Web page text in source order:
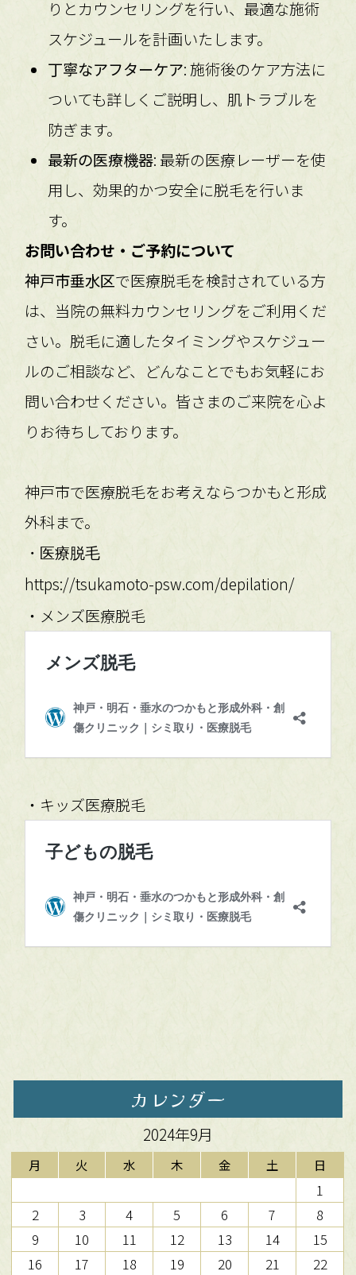
りとカウンセリングを行い、最適な施術
スケジュールを計画いたします。
丁寧なアフターケア: 施術後のケア方法に
ついても詳しくご説明し、肌トラブルを
防ぎます。
最新の医療機器: 最新の医療レーザーを使
用し、効果的かつ安全に脱毛を行いま
す。
お問い合わせ・ご予約について
神戸市垂水区で医療脱毛を検討されている方
は、当院の無料カウンセリングをご利用くだ
さい。脱毛に適したタイミングやスケジュー
ルのご相談など、どんなことでもお気軽にお
問い合わせください。皆さまのご来院を心よ
りお待ちしております。
神戸市で医療脱毛をお考えならつかもと形成
外科まで。
・医療脱毛
https://tsukamoto-psw.com/depilation/
・メンズ医療脱毛
・キッズ医療脱毛
カレンダー
2024年9月
月 火 水 木 金 土 日
1
2
3 4 5 6 7
8
9
10 11 12 13 14
15
16
17 18 19 20 21
22